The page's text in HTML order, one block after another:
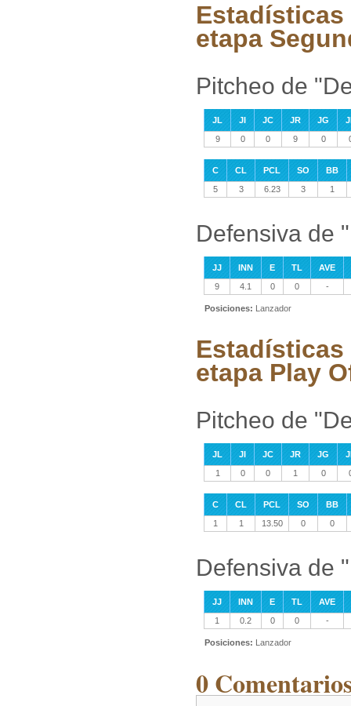
Estadísticas
etapa
Pitcheo de
JL JI JC JR JG
9
0 0 9 0
C CL PCL SO
BB
5
3 6.23 3 1
Defensiva de
JJ INN E TL
AVE
9
4.1 0 0 -
Posiciones: Lanzador
Estadísticas
etapa Play
Pitcheo de
JL JI JC JR JG
1
0 0 1 0
C CL PCL SO
BB
1
1 13.50 0 0
Defensiva de
JJ INN E TL
AVE
1
0.2 0 0 -
Posiciones: Lanzador
0